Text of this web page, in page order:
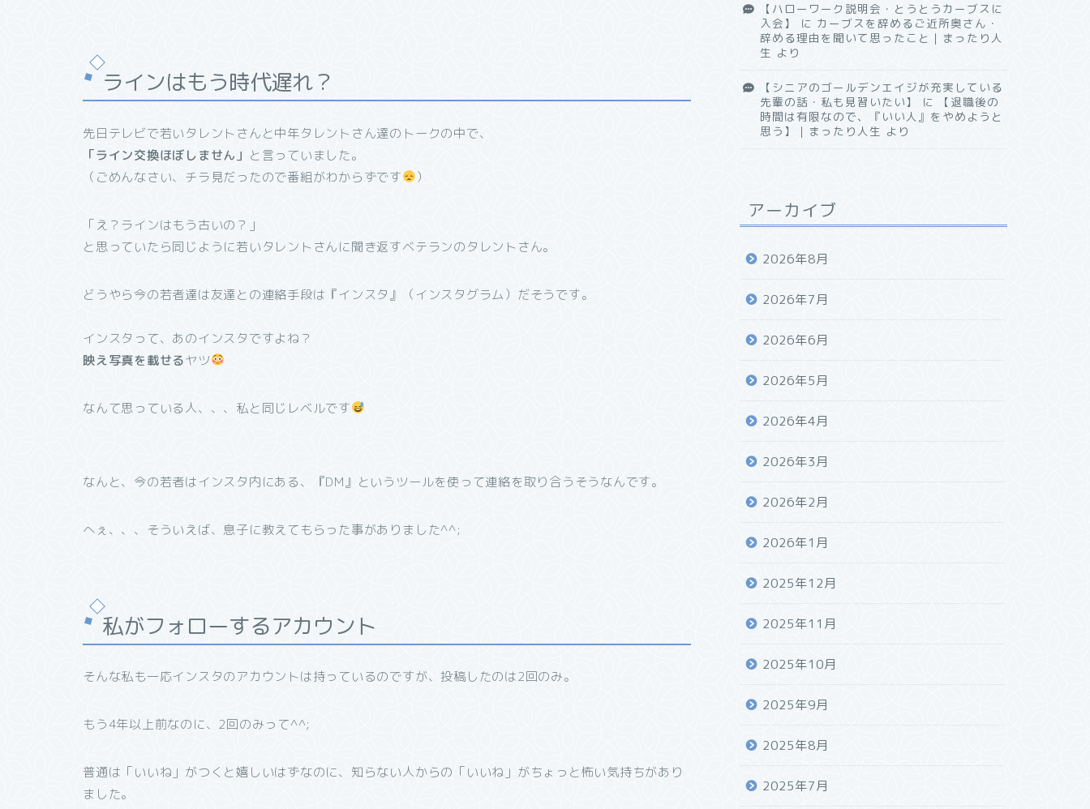
ラインはもう時代遅れ？
先日テレビで若いタレントさんと中年タレントさん達のトークの中で、
「ライン交換ほぼしません」 と言っていました。
（ごめんなさい、チラ見だったので番組がわからずです
）
「え？ラインはもう古いの？」
と思っていたら同じように若いタレントさんに聞き返すベテランのタレントさん。
どうやら今の若者達は友達との連絡手段は『インスタ』（インスタグラム）だそうです。
インスタって、あのインスタですよね？
映え写真を載せるヤツ
なんて思っている人、、、私と同じレベルです
なんと、今の若者はインスタ内にある、『DM』というツールを使って連絡を取り合うそうなんです。
へぇ、、、そういえば、息子に教えてもらった事がありました^^;
私がフォローするアカウント
そんな私も一応インスタのアカウントは持っているのですが、投稿したのは2回のみ。
もう4年以上前なのに、2回のみって^^;
普通は「いいね」がつくと嬉しいはずなのに、知らない人からの「いいね」がちょっと怖い気持ちがあり
ました。
【ハローワーク説明会・とうとうカーブスに
入会】
に カーブスを辞めるご近所奥さん・
辞める理由を聞いて思ったこと｜まったり人
生 より
【シニアのゴールデンエイジが充実している
先輩の話・私も見習いたい】
に
【退職後の
時間は有限なので、『いい人』をやめようと
思う】｜まったり人生 より
アーカイブ
2026年8月
2026年7月
2026年6月
2026年5月
2026年4月
2026年3月
2026年2月
2026年1月
2025年12月
2025年11月
2025年10月
2025年9月
2025年8月
2025年7月